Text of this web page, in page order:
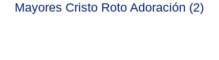
Mayores Cristo Roto Adoración (2)